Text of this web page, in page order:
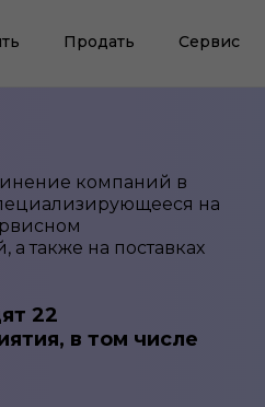
Продать Сервис
компаний в
на
также на поставках
22
в том числе